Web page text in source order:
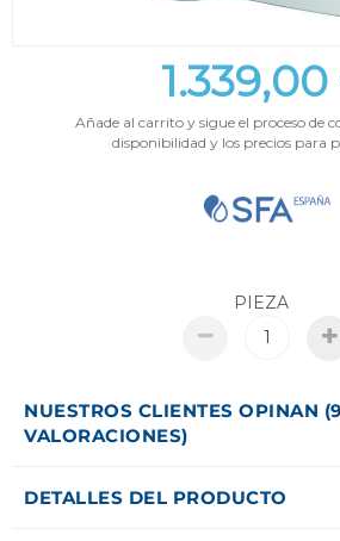
Añade al carrito y sigue el proceso de
disponibilidad y los precios para
PIEZA
NUESTROS CLIENTES OPINAN (9
VALORACIONES)
DETALLES DEL PRODUCTO